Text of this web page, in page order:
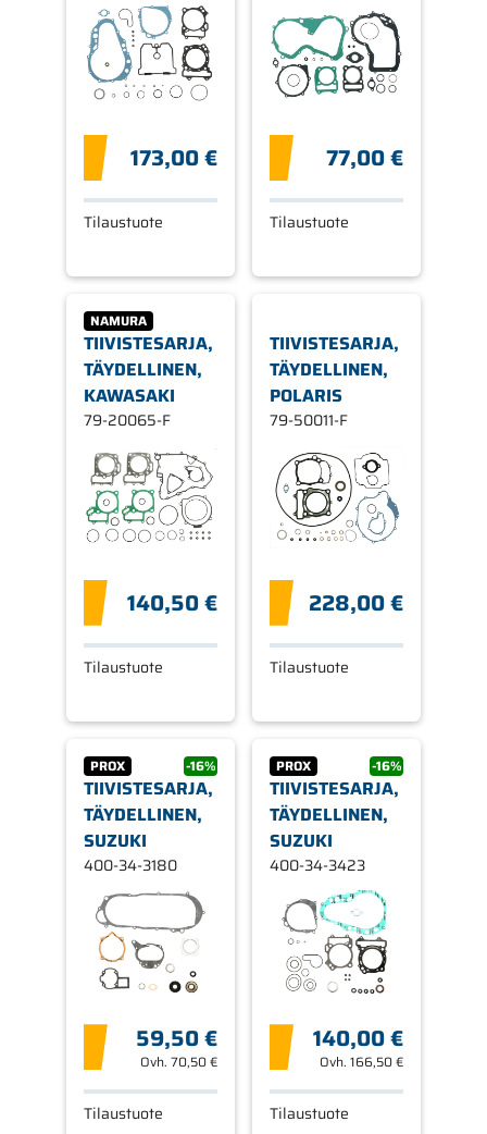
173,00 €
Tilaustuote
77,00 €
Tilaustuote
NAMURA
TIIVISTESARJA,
TÄYDELLINEN,
KAWASAKI
79-20065-F
140,50 €
Tilaustuote
TIIVISTESARJA,
TÄYDELLINEN,
POLARIS
79-50011-F
228,00 €
Tilaustuote
PROX -16%
TIIVISTESARJA,
TÄYDELLINEN,
SUZUKI
400-34-3180
59,50 €
Ovh. 70,50 €
Tilaustuote
PROX -16%
TIIVISTESARJA,
TÄYDELLINEN,
SUZUKI
400-34-3423
140,00 €
Ovh.166,50 €
Tilaustuote